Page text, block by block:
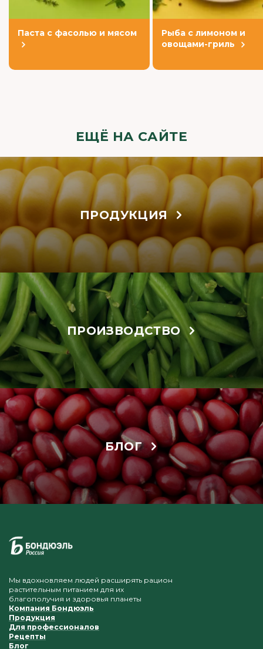
Паста с фасолью и мясом
Рыба с лимоном и
овощами-гриль
ЕЩЁ НА САЙТЕ
ПРОДУКЦИЯ
ПРОИЗВОДСТВО
БЛОГ
Мы вдохновляем людей расширять рацион
растительным питанием для их
благополучия и здоровья планеты
Компания Бондюэль
Продукция
Для профессионалов
Рецепты
Блог